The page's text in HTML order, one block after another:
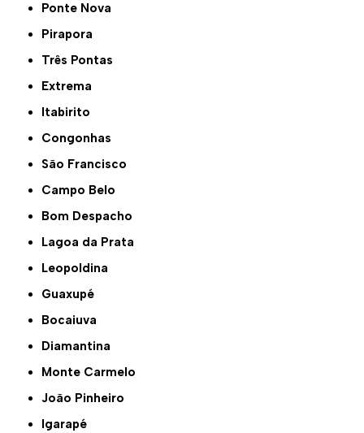
Ponte Nova
Pirapora
Três Pontas
Extrema
Itabirito
Congonhas
São Francisco
Campo Belo
Bom Despacho
Lagoa da Prata
Leopoldina
Guaxupé
Bocaiuva
Diamantina
Monte Carmelo
João Pinheiro
Igarapé